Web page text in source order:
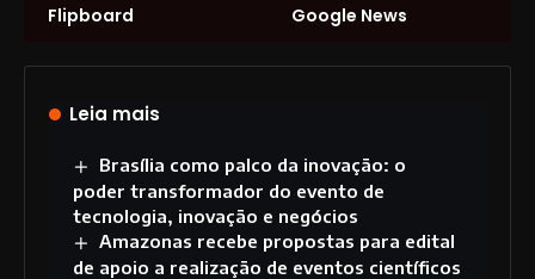
Flipboard Google News
Leia mais
Brasília como palco da inovação: o
poder transformador do evento de
tecnologia, inovação e negócios
Amazonas recebe propostas para edital
de apoio a realização de eventos científicos